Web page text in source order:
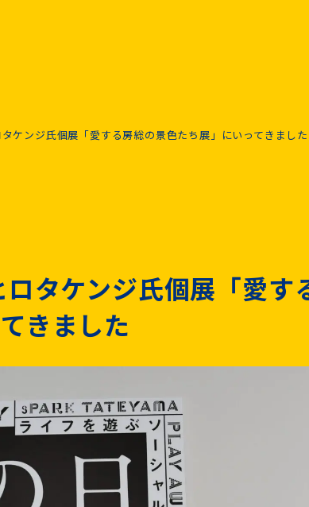
ケンジ氏個展「愛する房総の景色たち展」にいってきました
タケンジ氏個展「愛す
きました